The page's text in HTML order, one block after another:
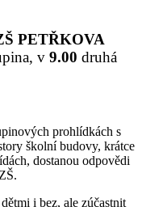
PETŘKOVA
v 9.00 druhá
prohlídkách s
školní budovy, krátce
dostanou odpovědi
i bez, ale zúčastnit